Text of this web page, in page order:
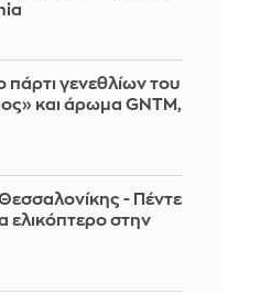
γενεθλίων του
και άρωμα GNTM,
- Πέντε
ελικόπτερο στην